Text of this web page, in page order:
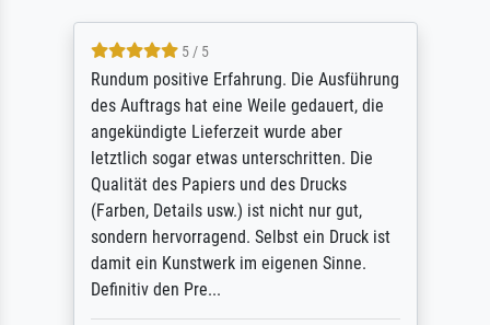
5 / 5
Rundum positive Erfahrung. Die Ausführung
des Auftrags hat eine Weile gedauert, die
angekündigte Lieferzeit wurde aber
letztlich sogar etwas unterschritten. Die
Qualität des Papiers und des Drucks
(Farben, Details usw.) ist nicht nur gut,
sondern hervorragend. Selbst ein Druck ist
damit ein Kunstwerk im eigenen Sinne.
Definitiv den Pre...